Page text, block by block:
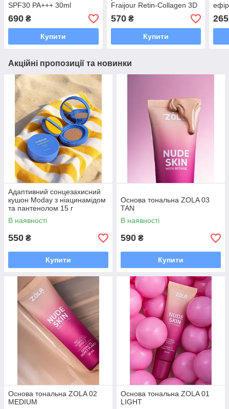
SPF30 PA+++ 30ml
690 ₴
Купити
Fraijour Retin-Collagen 3D
Core Blemish Balm SPF 30
PA+++ CLAIR, 50 мл
570₴
Купити
265
Акційні пропозиції та новинки
Адаптивний сонцезахисний
кушон Moday з ніацинамідом
та пантенолом 15 г
В наявності
550 ₴
Купити
Основа тональна ZOLA 03
TAN
В наявності
590 ₴
Купити
Основа тональна ZOLA 02
MEDIUM
Основа тональна ZOLA 01
LIGHT